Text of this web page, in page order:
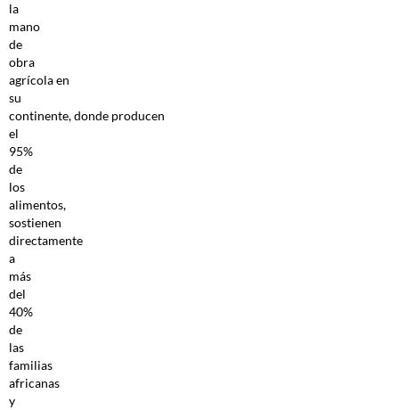
la
mano
de
obra
agrícola en
su
continente, donde producen
el
95%
de
los
alimentos,
sostienen
directamente
a
más
del
40%
de
las
familias
africanas
y